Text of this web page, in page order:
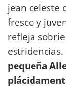
jean celeste
fresco y
refleja
estridencias.
pequeña